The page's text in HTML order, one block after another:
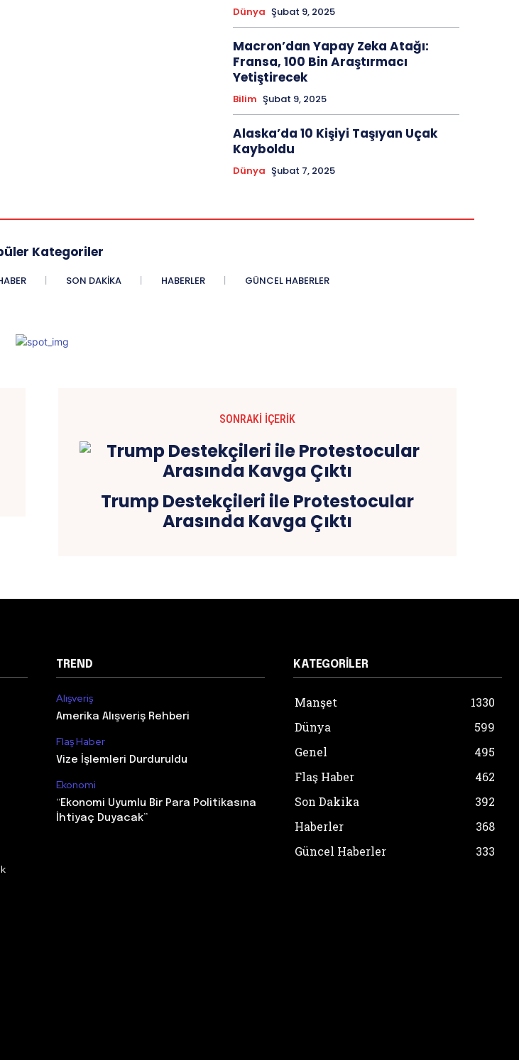
Dünya Şubat 9, 2025
Macron’dan Yapay Zeka Atağı:
Fransa, 100 Bin Araştırmacı
Yetiştirecek
Bilim Şubat 9, 2025
Alaska’da 10 Kişiyi Taşıyan Uçak
Kayboldu
Dünya Şubat 7, 2025
Kategoriler
SON DAKIKA HABERLER GÜNCEL HABERLER
SONRAKI İÇERIK
Trump Destekçileri ile Protestocular
Arasında Kavga Çıktı
TREND
Alışveriş
Amerika Alışveriş Rehberi
Flaş Haber
Vize İşlemleri Durduruldu
Ekonomi
“Ekonomi Uyumlu Bir Para Politikasına
İhtiyaç Duyacak”
KATEGORILER
Manşet
1330
Dünya
599
Genel
495
Flaş Haber
462
Son Dakika
392
Haberler
368
Güncel Haberler
333